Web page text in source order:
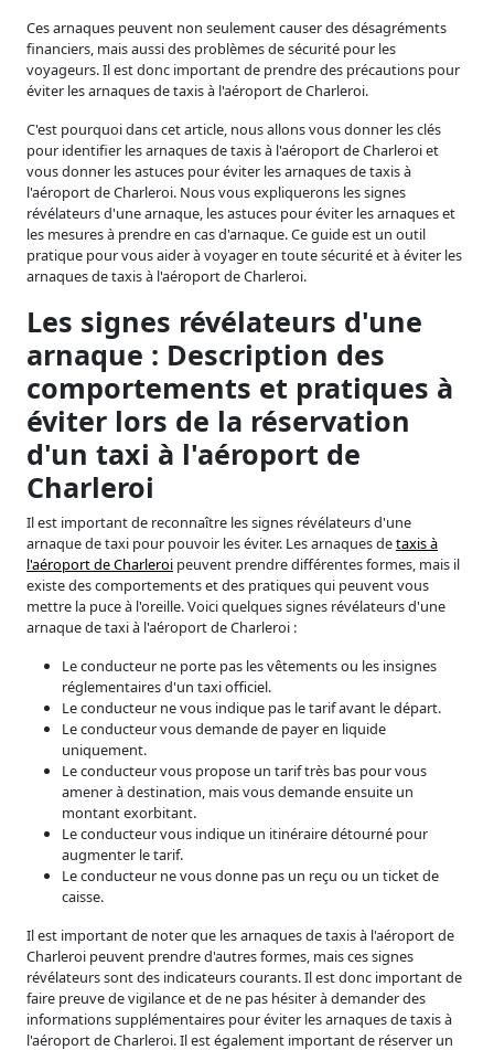
Ces arnaques peuvent non seulement causer des désagréments
financiers, mais aussi des problèmes de sécurité pour les
voyageurs. Il est donc important de prendre des précautions pour
éviter les arnaques de taxis à l'aéroport de Charleroi.
C'est pourquoi dans cet article, nous allons vous donner les clés
pour identifier les arnaques de taxis à l'aéroport de Charleroi et
vous donner les astuces pour éviter les arnaques de taxis à
l'aéroport de Charleroi. Nous vous expliquerons les signes
révélateurs d'une arnaque, les astuces pour éviter les arnaques et
les mesures à prendre en cas d'arnaque. Ce guide est un outil
pratique pour vous aider à voyager en toute sécurité et à éviter les
arnaques de taxis à l'aéroport de Charleroi.
Les signes révélateurs d'une
arnaque : Description des
comportements et pratiques à
éviter lors de la réservation
d'un taxi à l'aéroport de
Charleroi
Il est important de reconnaître les signes révélateurs d'une
arnaque de taxi pour pouvoir les éviter. Les arnaques detaxis à
l'aéroport de Charleroi peuvent prendre différentes formes, mais il
existe des comportements et des pratiques qui peuvent vous
mettre la puce à l'oreille. Voici quelques signes révélateurs d'une
arnaque de taxi à l'aéroport de Charleroi :
Le conducteur ne porte pas les vêtements ou les insignes
réglementaires d'un taxi officiel.
Le conducteur ne vous indique pas le tarif avant le départ.
Le conducteur vous demande de payer en liquide
uniquement.
Le conducteur vous propose un tarif très bas pour vous
amener à destination, mais vous demande ensuite un
montant exorbitant.
Le conducteur vous indique un itinéraire détourné pour
augmenter le tarif.
Le conducteur ne vous donne pas un reçu ou un ticket de
caisse.
Il est important de noter que les arnaques de taxis à l'aéroport de
Charleroi peuvent prendre d'autres formes, mais ces signes
révélateurs sont des indicateurs courants. Il est donc important de
faire preuve de vigilance et de ne pas hésiter à demander des
informations supplémentaires pour éviter les arnaques de taxis à
l'aéroport de Charleroi. Il est également important de réserver un